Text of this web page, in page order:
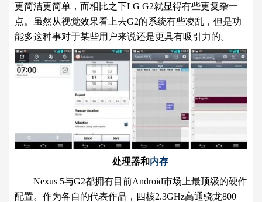
更简洁更简单，而相比之下LG G2就显得有些更复杂一
点。虽然从视觉效果看上去G2的系统有些凌乱，但是功
能多这种事对于某些用户来说还是更具有吸引力的。
处理器和内存
Nexus 5与G2都拥有目前Android市场上最顶级的硬件
配置。作为各自的代表作品，四核2.3GHz高通骁龙800